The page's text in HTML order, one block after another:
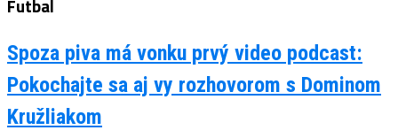
Futbal
Spoza piva má vonku prvý video podcast:
Pokochajte sa aj vy rozhovorom s Dominom
Kružliakom